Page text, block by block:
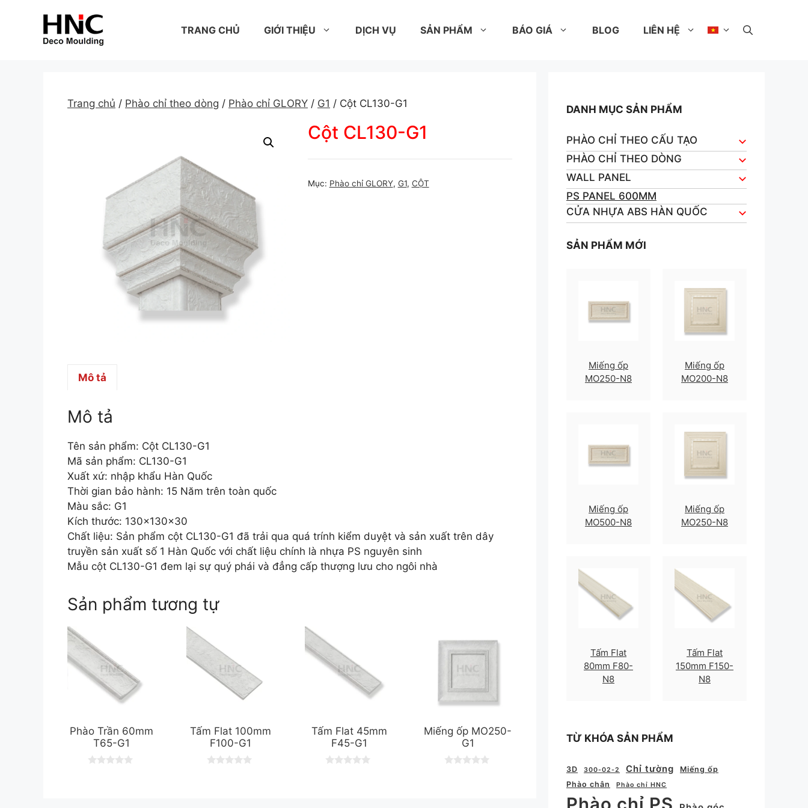
TRANG CHỦ GIỚI THIỆU DỊCH VỤ SẢN PHẨM BÁO GIÁ BLOG LIÊN HỆ
Trang chủ / Phào chỉ theo dòng / Phào chỉ GLORY / G1 / Cột CL130-G1
Cột CL130-G1
Mục: Phào chỉ GLORY, G1, CỘT
Mô tả
Mô tả
Tên sản phẩm: Cột CL130-G1
Mã sản phẩm: CL130-G1
Xuất xứ: nhập khẩu Hàn Quốc
Thời gian bảo hành: 15 Năm trên toàn quốc
Màu sắc: G1
Kích thước: 130x130x30
Chất liệu: Sản phẩm cột CL130-G1 đã trải qua quá trính kiểm duyệt và sản xuất trên dây
truyền sản xuất số 1 Hàn Quốc với chất liệu chính là nhựa PS nguyên sinh
Mẫu cột CL130-G1 đem lại sự quý phái và đẳng cấp thượng lưu cho ngôi nhà
Sản phẩm tương tự
Phào Trần 60mm
T65-G1
Tấm Flat 100mm
F100-G1
Tấm Flat 45mm
F45-G1
Miếng ốp MO250-
G1
DANH MỤC SẢN PHẨM
PHÀO CHỈ THEO CẤU TẠO
PHÀO CHỈ THEO DÒNG
WALL PANEL
PS PANEL 600MM
CỬA NHỰA ABS HÀN QUỐC
SẢN PHẨM MỚI
Miếng ốp
MO250-N8
Miếng ốp
MO200-N8
Miếng ốp
MO500-N8
Miếng ốp
MO250-N8
Tấm Flat
80mm F80-
N8
Tấm Flat
150mm F150-
N8
TỪ KHÓA SẢN PHẨM
3D 300-02-2 Chỉ tường
Miếng ốp
Phào chân
Phào chỉ HNC